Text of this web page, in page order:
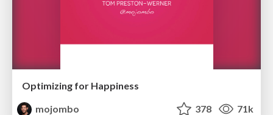
Optimizing for Happiness
mojombo
378 71k